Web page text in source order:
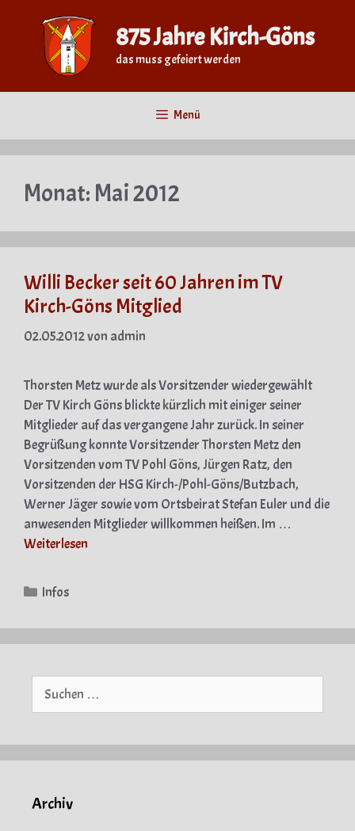
springen
875 Jahre Kirch-Göns
das muss gefeiert werden
Menü
Monat: Mai 2012
Willi Becker seit 60 Jahren im TV
Kirch-Göns Mitglied
02.05.2012von admin
Thorsten Metz wurde als Vorsitzender wiedergewählt
Der TV Kirch Göns blickte kürzlich mit einiger seiner
Mitglieder auf das vergangene Jahr zurück. In seiner
Begrüßung konnte Vorsitzender Thorsten Metz den
Vorsitzenden vom TV Pohl Göns, Jürgen Ratz, den
Vorsitzenden der HSG Kirch-/Pohl-Göns/Butzbach,
Werner Jäger sowie vom Ortsbeirat Stefan Euler und die
anwesenden Mitglieder willkommen heißen. Im …
Weiterlesen
Kategorien
Infos
Suche
Archiv